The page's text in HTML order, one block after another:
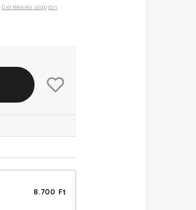
0 értékelés alapján
8.700 Ft